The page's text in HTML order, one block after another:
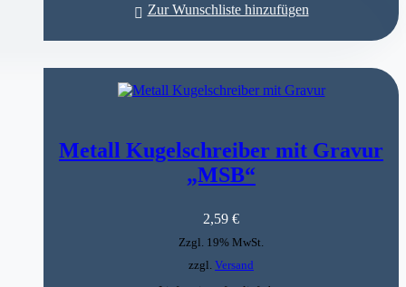
Optionen
auf
Zur Wunschliste hinzufügen
Metall Kugelschreiber mit Gravur
„MSB“
2,59 €
Zzgl. 19% MwSt.
zzgl. Versand